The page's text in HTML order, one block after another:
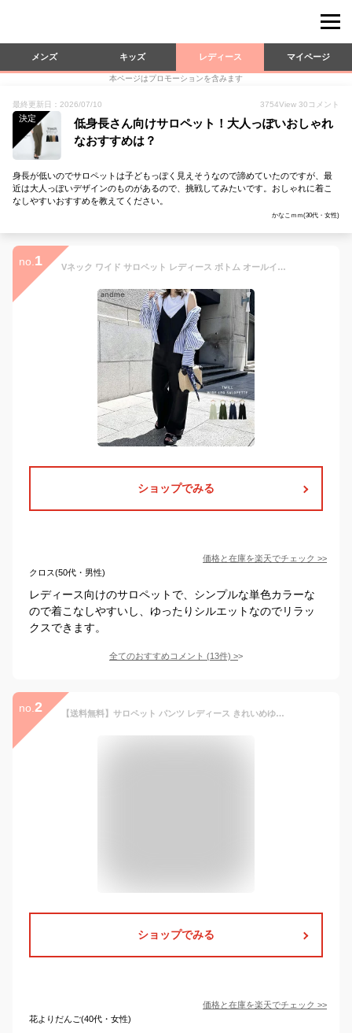
メンズ キッズ レディース マイページ
本ページはプロモーションを含みます
最終更新日：2026/07/10 3754View 30 コメント
決定
低身長さん向けサロペット！大人っぽいおしゃれ
なおすすめは？
身長が低いのでサロペットは子どもっぽく見えそうなので諦めていたのですが、最
近は大人っぽいデザインのものがあるので、挑戦してみたいです。おしゃれに着こ
なしやすいおすすめを教えてください。
かなこｍｍ(30代・女性)
no. 1 Vネック ワイド サロペット レディース ボトム オールインワン オーバーオール パンツ ワイドパンツ サロペ ズボン 体型カバー 太ももカバー ゆったり 楽ちん ポケット ノースリーブ ツイル マタニティ きれいめ セレモニー オフィス カジュアル S M L 春夏 秋冬 春 夏 秋 冬
ショップでみる
価格と在庫を楽天でチェック >>
クロス(50代・男性)
レディース向けのサロペットで、シンプルな単色カラーな
ので着こなしやすいし、ゆったりシルエットなのでリラッ
クスできます。
全てのおすすめコメント (13件) >
no. 2 【送料無料】サロペット パンツ レディース きれいめゆるサロペット （ オールインワン Vネック ワイドパンツ ワンピース 春 夏 秋 冬 プチプラ 仕事 ゆったり ）【メール便（ネコポス）無料商品】
ショップでみる
価格と在庫を楽天でチェック >>
花よりだんご(40代・女性)